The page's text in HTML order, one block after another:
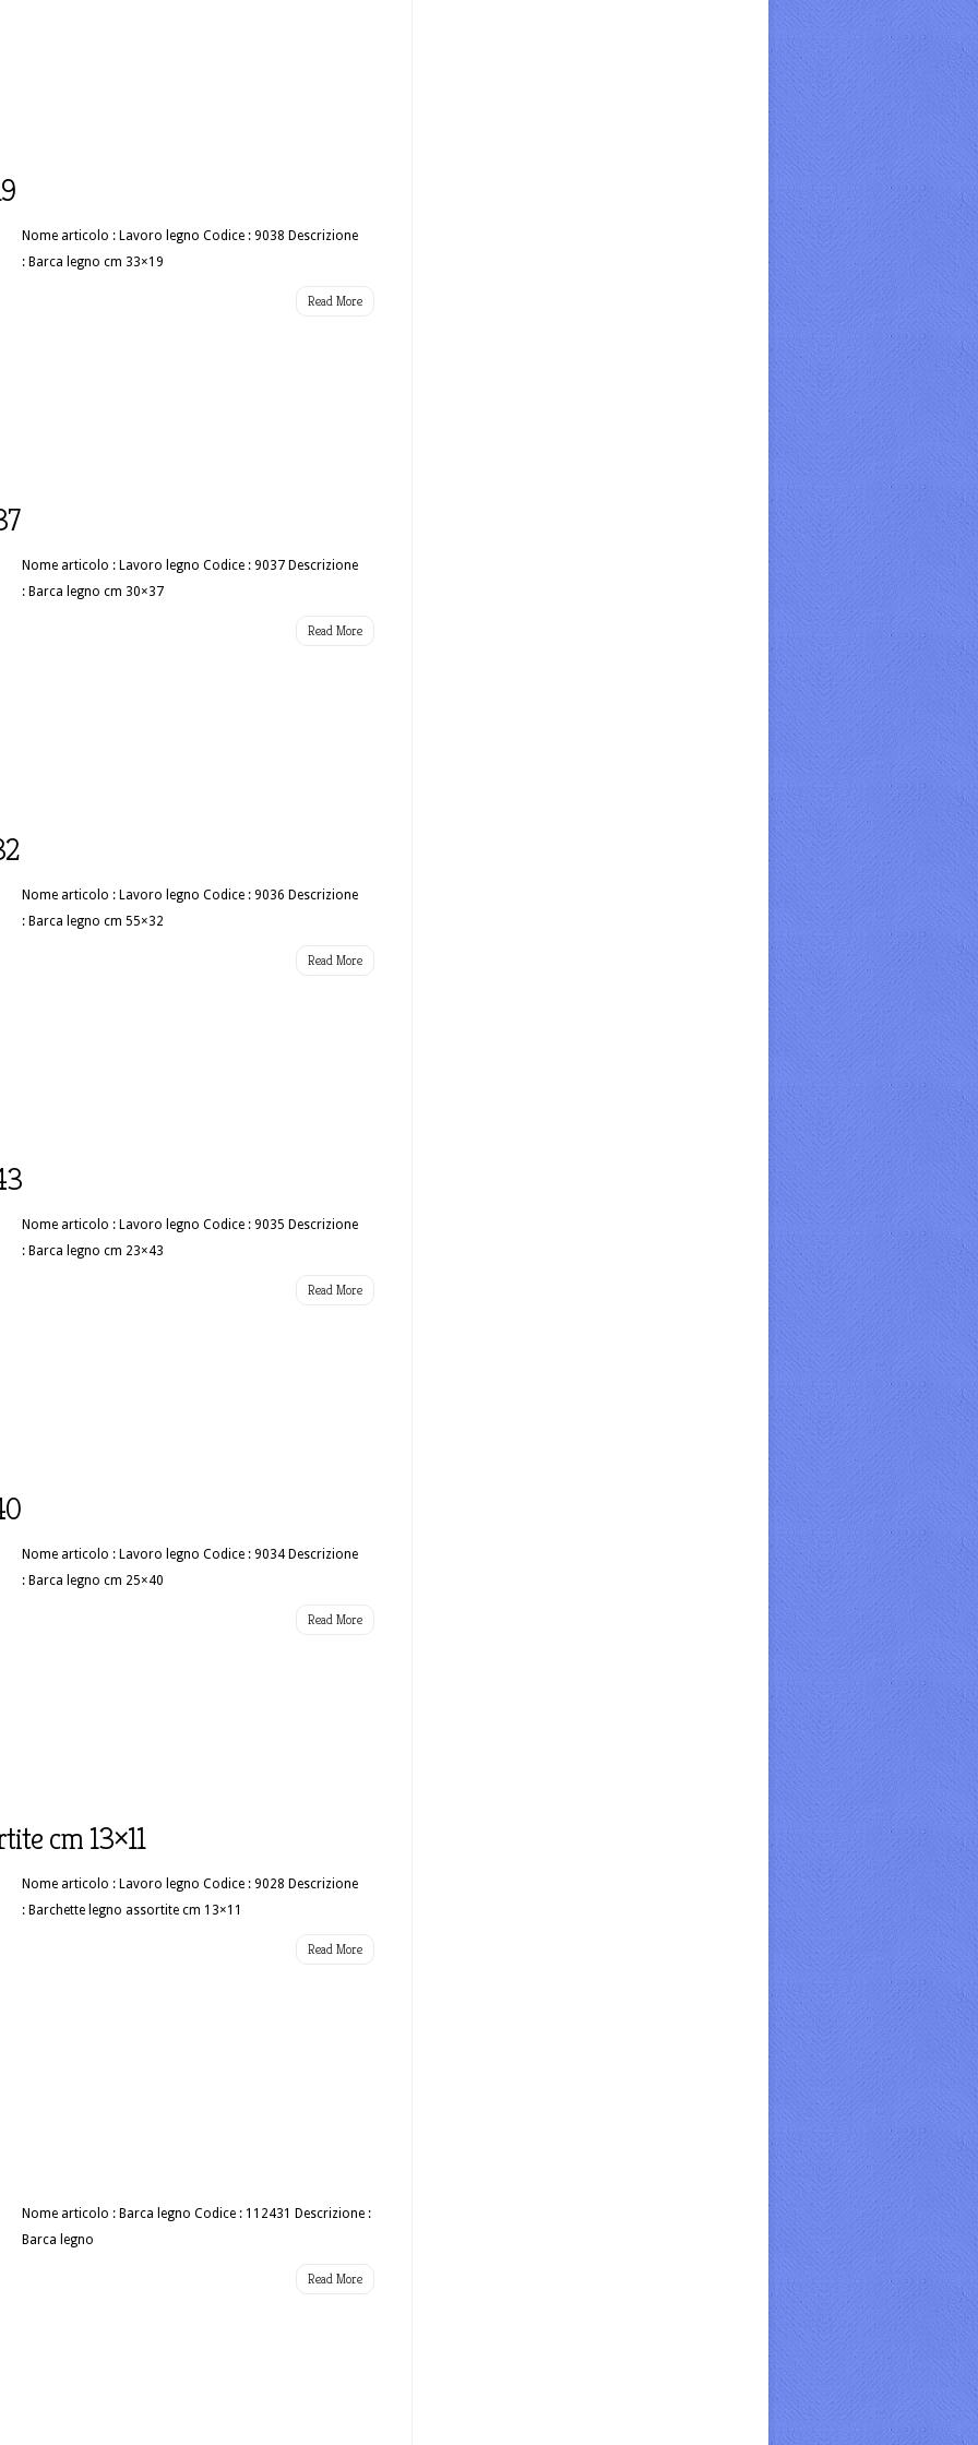
Nome articolo : Lavoro legno Codice : 9038 Descrizione
: Barca legno cm 33×19
Read More
Nome articolo : Lavoro legno Codice : 9037 Descrizione
: Barca legno cm 30×37
Read More
Nome articolo : Lavoro legno Codice : 9036 Descrizione
: Barca legno cm 55×32
Read More
Nome articolo : Lavoro legno Codice : 9035 Descrizione
: Barca legno cm 23×43
Read More
Nome articolo : Lavoro legno Codice : 9034 Descrizione
: Barca legno cm 25×40
Read More
cm 13×11
Nome articolo : Lavoro legno Codice : 9028 Descrizione
: Barchette legno assortite cm 13×11
Read More
Nome articolo : Barca legno Codice : 112431 Descrizione :
Barca legno
Read More